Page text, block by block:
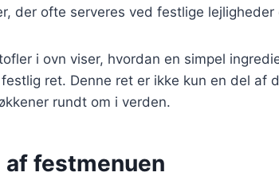
der ofte serveres ved festlige lejligheder
i ovn viser, hvordan en simpel
ret. Denne ret er ikke kun en del af
rundt om i verden.
af festmenuen